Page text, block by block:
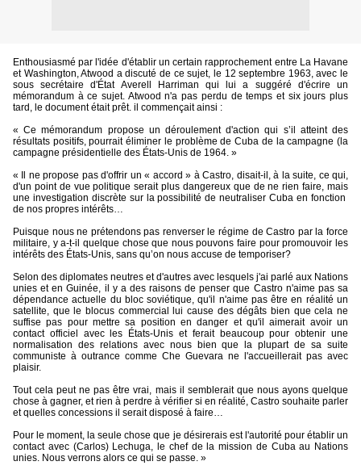
Enthousiasmé par l'idée d'établir un certain rapprochement entre La Havane
et Washington, Atwood a discuté de ce sujet, le 12 septembre 1963, avec le
sous secrétaire d'État Averell Harriman qui lui a suggéré d'écrire un
mémorandum à ce sujet. Atwood n'a pas perdu de temps et six jours plus
tard, le document était prêt. il commençait ainsi :
« Ce mémorandum propose un déroulement d'action qui s’il atteint des
résultats positifs, pourrait éliminer le problème de Cuba de la campagne (la
campagne présidentielle des États-Unis de 1964. »
« Il ne propose pas d'offrir un « accord » à Castro, disait-il, à la suite, ce qui,
d'un point de vue politique serait plus dangereux que de ne rien faire, mais
une investigation discrète sur la possibilité de neutraliser Cuba en fonction
de nos propres intérêts…
Puisque nous ne prétendons pas renverser le régime de Castro par la force
militaire, y a-t-il quelque chose que nous pouvons faire pour promouvoir les
intérêts des États-Unis, sans qu’on nous accuse de temporiser?
Selon des diplomates neutres et d'autres avec lesquels j'ai parlé aux Nations
unies et en Guinée, il y a des raisons de penser que Castro n'aime pas sa
dépendance actuelle du bloc soviétique, qu'il n'aime pas être en réalité un
satellite, que le blocus commercial lui cause des dégâts bien que cela ne
suffise pas pour mettre sa position en danger et qu'il aimerait avoir un
contact officiel avec les États-Unis et ferait beaucoup pour obtenir une
normalisation des relations avec nous bien que la plupart de sa suite
communiste à outrance comme Che Guevara ne l'accueillerait pas avec
plaisir.
Tout cela peut ne pas être vrai, mais il semblerait que nous ayons quelque
chose à gagner, et rien à perdre à vérifier si en réalité, Castro souhaite parler
et quelles concessions il serait disposé à faire…
Pour le moment, la seule chose que je désirerais est l'autorité pour établir un
contact avec (Carlos) Lechuga, le chef de la mission de Cuba au Nations
unies. Nous verrons alors ce qui se passe. »